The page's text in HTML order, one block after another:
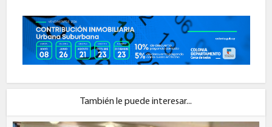
También le puede interesar...